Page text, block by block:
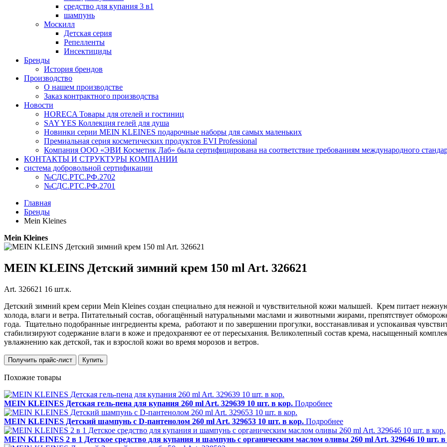
средство для купания 3 в1
шампунь
Москилл
Детская серия
Репелленты
Инсектициды
Бренды
История брендов
Производство
О нашем производстве
Заказ контрактного производства
Новости
HORECA Товары для отелей и гостиниц
SAY YES Коллекция гелей для душа
Новинки серии MEIN KLEINES подарочные наборы для самых маленьких
Премиальная серия косметических продуктов EVI Professional
Компания ООО «ЭВИ Косметик Лаб» была сертифицирована на соответствие требованиям международного
КОНТАКТЫ И СТРУКТУРЫ КОМПАНИИ
система добровольной сертификации
№СДС.РТС.РФ.2702
№СДС.РТС.РФ.2701
Главная
Бренды
Mein Kleines
Mein Kleines
MEIN KLEINS Детский зимний крем 150 ml Art. 326621
Art. 326621 16 шт.к.
Детский зимний крем серии Mein Kleines создан специально для нежной и чувствительной кожи малышей. Крем питает
холода, влаги и ветра. Питательный состав, обогащённый натуральными маслами и животными жирами, препятствует
года. Тщательно подобранные ингредиенты крема, работают и по завершении прогулки, восстанавливая и успокаивая
стабилизируют содержание влаги в коже и предохраняют ее от пересыхания. Великолепный состав крема, насыщенный
увлажнению как детской, так и взрослой кожи во время морозов и ветров.
Получить прайс-лист Купить
Похожие товары
MEIN KLEINES Детская гель-пена для купания 260 ml Art. 329639 10 шт. в кор. Подробнее
MEIN KLEINES Детский шампунь с D-пантенолом 260 ml Art. 329653 10 шт. в кор. Подробнее
MEIN KLEINES 2 в 1 Детское средство для купания и шампунь с органическим маслом оливы 260 ml Art. 329646 10 шт. в